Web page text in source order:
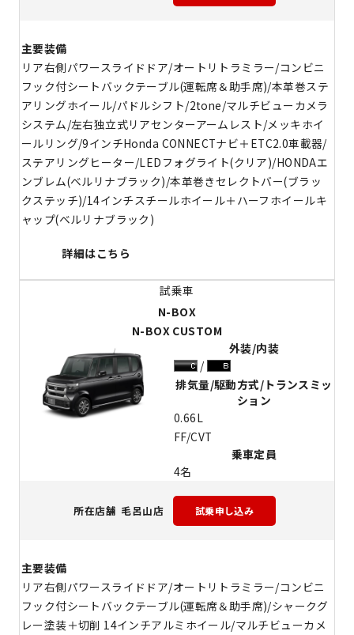
主要装備
リア右側パワースライドドア/オートリトラミラー/コンビニ
フック付シートバックテーブル(運転席＆助手席)/本革巻ステ
アリングホイール/パドルシフト/2tone/マルチビューカメラ
システム/左右独立式リアセンターアームレスト/メッキホイ
ールリング/9インチHonda CONNECTナビ＋ETC2.0車載器/
ステアリングヒーター/LEDフォグライト(クリア)/HONDAエ
ンブレム(ベルリナブラック)/本革巻きセレクトバー(ブラッ
クステッチ)/14インチスチールホイール＋ハーフホイールキ
ャップ(ベルリナブラック)
詳細はこちら
外装/内装
N-BOX
N-BOX CUSTOM
排気量/駆動方式/トランスミッ
ション
0.66L
FF/CVT
乗車定員
4名
所在店舗 毛呂山店
主要装備
リア右側パワースライドドア/オートリトラミラー/コンビニ
フック付シートバックテーブル(運転席＆助手席)/シャークグ
レー塗装＋切削 14インチアルミホイール/マルチビューカメ